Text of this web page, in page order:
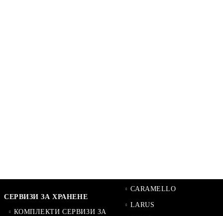
СЕРВИЗИ ЗА ХРАНЕНЕ
КОМПЛЕКТИ СЕРВИЗИ ЗА
CARAMELLO
LARUS